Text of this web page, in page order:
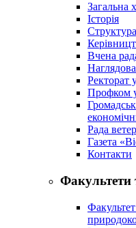
Загальна
Історія
Вчена
Ректорат
Профком
Рада
Газета
Контакти
Факультети